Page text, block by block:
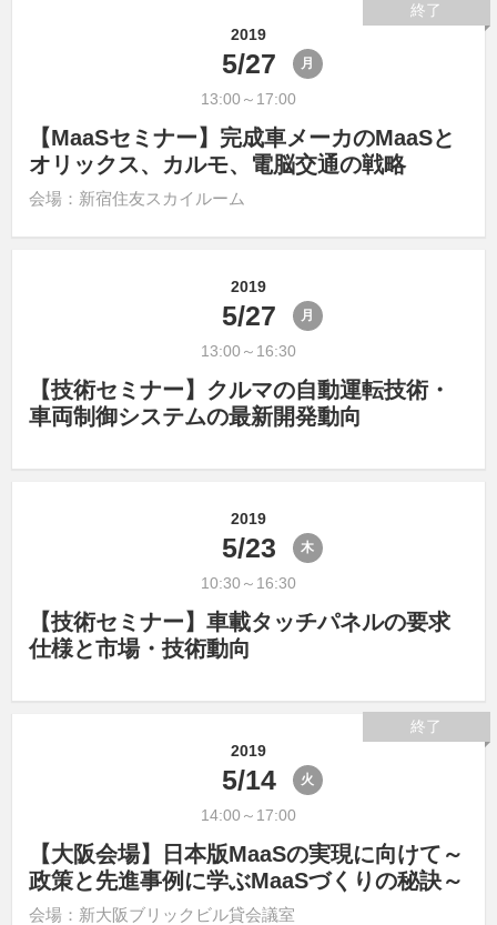
2019
5/27 月
13:00～17:00
【MaaSセミナー】完成車メーカのMaaSと
オリックス、カルモ、電脳交通の戦略
会場：新宿住友スカイルーム
終了
2019
5/27 月
13:00～16:30
【技術セミナー】クルマの自動運転技術・
車両制御システムの最新開発動向
2019
5/23 木
10:30～16:30
【技術セミナー】車載タッチパネルの要求
仕様と市場・技術動向
2019
5/14 火
14:00～17:00
【大阪会場】日本版MaaSの実現に向けて～
政策と先進事例に学ぶMaaSづくりの秘訣～
会場：新大阪ブリックビル貸会議室
終了